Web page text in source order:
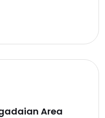
Area